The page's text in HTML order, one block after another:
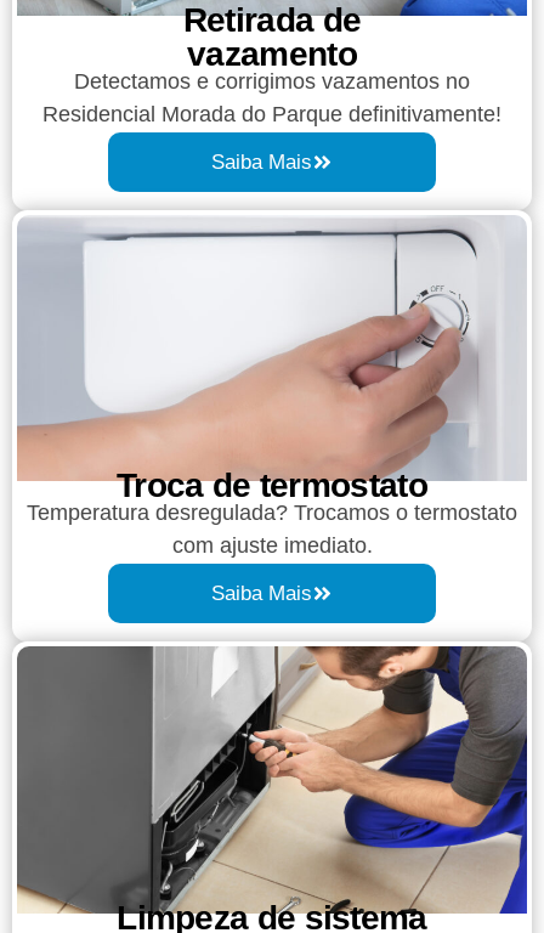
Retirada de
vazamento​​
Detectamos e corrigimos vazamentos no
Residencial Morada do Parque definitivamente!
Saiba Mais
Troca de termostato
Temperatura desregulada? Trocamos o termostato
com ajuste imediato.
Saiba Mais
Limpeza de sistema